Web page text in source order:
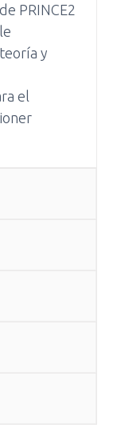
PRINCE2
y
el